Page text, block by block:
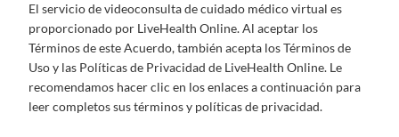
El servicio de videoconsulta de cuidado médico virtual es
proporcionado por LiveHealth Online. Al aceptar los
Términos de este Acuerdo, también acepta los Términos de
Uso y las Políticas de Privacidad de LiveHealth Online. Le
recomendamos hacer clic en los enlaces a continuación para
leer completos sus términos y políticas de privacidad.